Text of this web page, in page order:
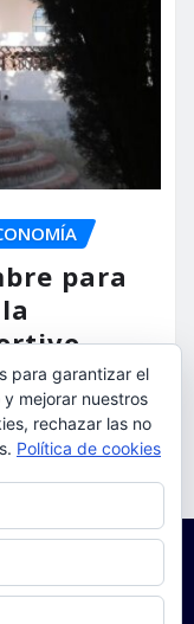
para
para garantizar el
mejorar nuestros
rechazar las no
Política de cookies
gestionar las cookies,